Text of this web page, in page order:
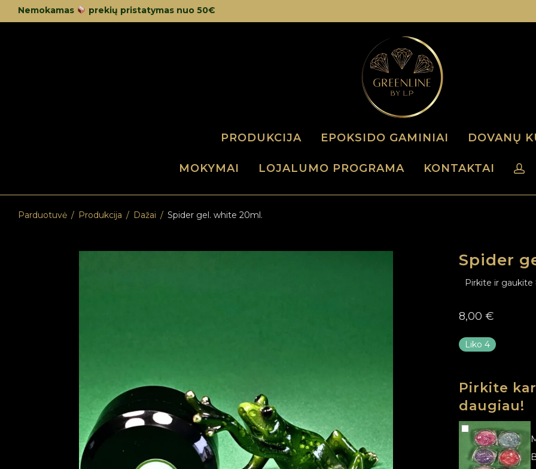
Nemokamas prekių pristatymas nuo 50€
PRODUKCIJA EPOKSIDO GAMINIAI DOVANŲ
MOKYMAI LOJALUMO PROGRAMA KONTAKTAI
Parduotuvė / Produkcija / Dažai / Spider gel. white 20ml.
Spider
Pirkite ir gaukite
8,00 €
Liko 4
Pirkite
daugiau!